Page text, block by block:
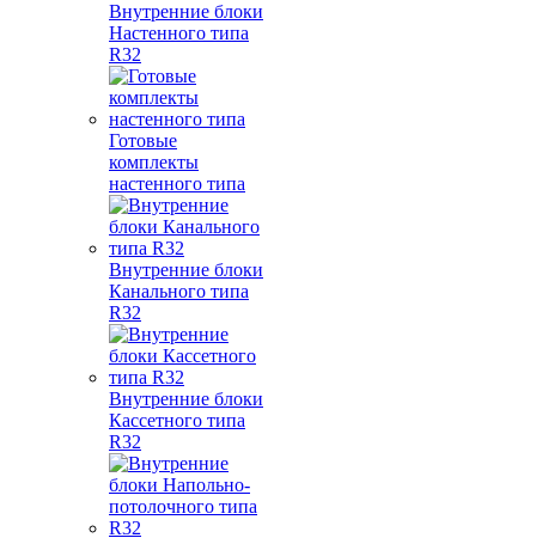
Внутренние блоки
Настенного типа
R32
Готовые
комплекты
настенного типа
Внутренние блоки
Канального типа
R32
Внутренние блоки
Кассетного типа
R32